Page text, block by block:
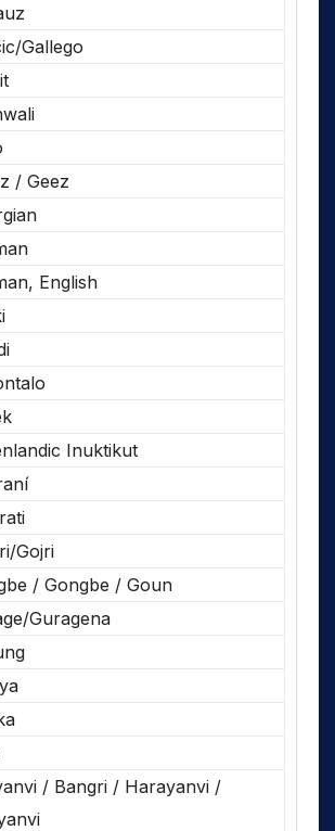
Gallego
/ Geez
English
Inuktikut
Gojri
/ Gongbe / Goun
Guragena
/ Bangri / Harayanvi /